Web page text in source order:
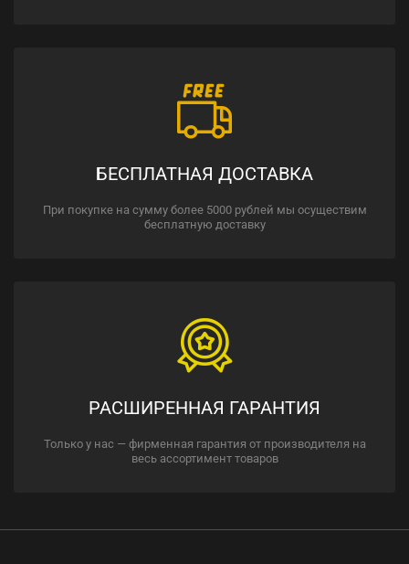
БЕСПЛАТНАЯ ДОСТАВКА
При покупке на сумму более 5000 рублей мы осуществим
бесплатную доставку
РАСШИРЕННАЯ ГАРАНТИЯ
Только у нас — фирменная гарантия от производителя на
весь ассортимент товаров